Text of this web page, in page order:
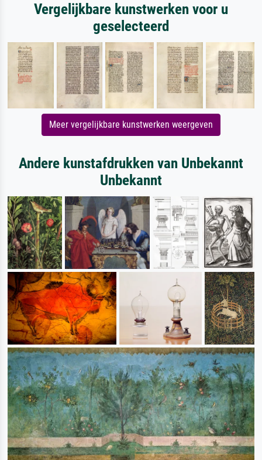
Vergelijkbare kunstwerken voor u
geselecteerd
Meer vergelijkbare kunstwerken weergeven
Andere kunstafdrukken van Unbekannt
Unbekannt